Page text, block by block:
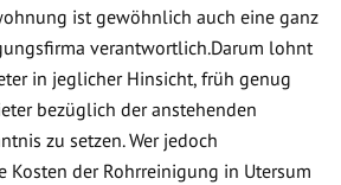
ist gewöhnlich auch eine ganz
verantwortlich.Darum lohnt
in jeglicher Hinsicht, früh genug
bezüglich der anstehenden
zu setzen. Wer jedoch
Kosten der Rohrreinigung in Utersum